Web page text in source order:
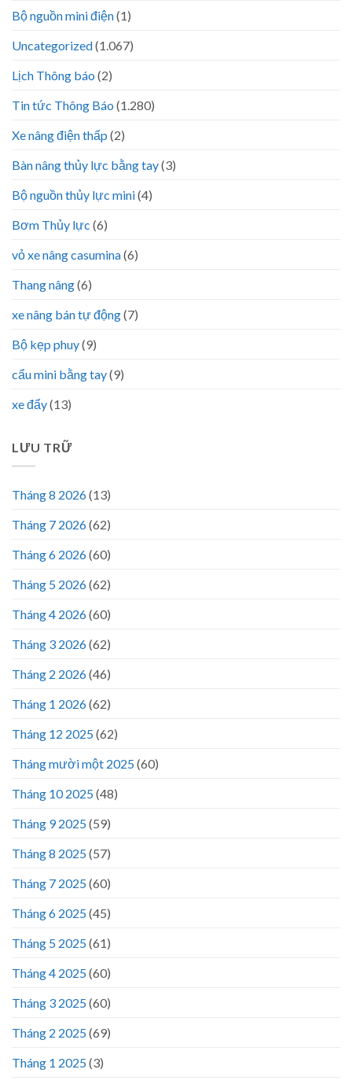
Bộ nguồn mini điện(1)
Uncategorized(1.067)
Lịch Thông báo (2)
Tin tức Thông Báo (1.280)
Xe nâng điện thấp (2)
Bàn nâng thủy lực bằng tay(3)
Bộ nguồn thủy lực mini(4)
Bơm Thủy lực (6)
vỏ xe nâng casumina(6)
Thang nâng(6)
xe nâng bán tự động(7)
Bộ kẹp phuy(9)
cẩu mini bằng tay(9)
xe đẩy(13)
LƯU TRỮ
Tháng 8 2026(13)
Tháng 7 2026(62)
Tháng 6 2026(60)
Tháng 5 2026(62)
Tháng 4 2026(60)
Tháng 3 2026(62)
Tháng 2 2026(46)
Tháng 1 2026(62)
Tháng 12 2025(62)
Tháng mười một 2025(60)
Tháng 10 2025(48)
Tháng 9 2025(59)
Tháng 8 2025(57)
Tháng 7 2025(60)
Tháng 6 2025(45)
Tháng 5 2025(61)
Tháng 4 2025(60)
Tháng 3 2025(60)
Tháng 2 2025(69)
Tháng 1 2025(3)